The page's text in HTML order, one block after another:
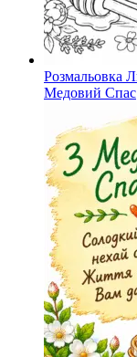
Розмальовка
Медовий Спас